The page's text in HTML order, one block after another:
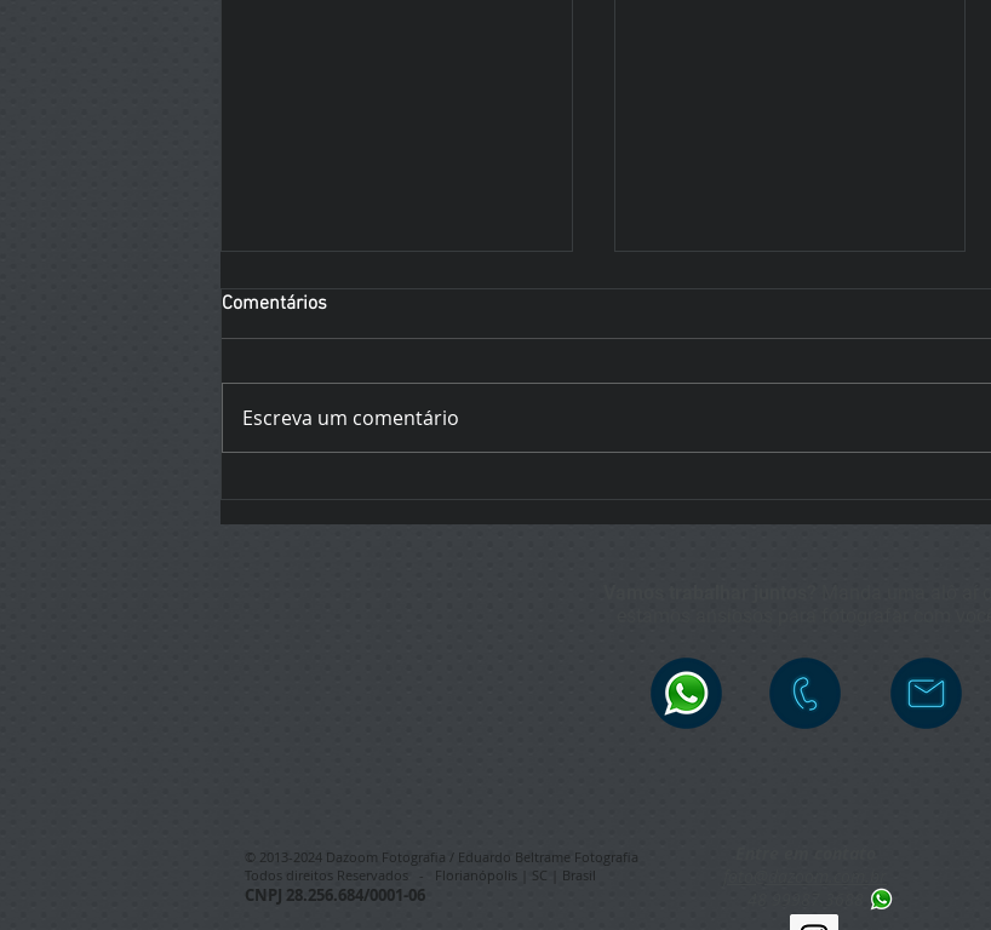
Batizado do Davi
Comentários
Escreva um comentário
© 2013-2024 Dazoom Fotografia / Eduardo Beltrame Fotografia
Todos direitos Reservados - Florianópolis | SC | Brasil
CNPJ 28.256.684/0001-06